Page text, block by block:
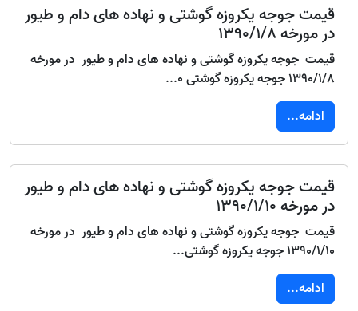
قیمت جوجه یکروزه گوشتی و نهاده های دام و طیور
در مورخه 1390/1/8
قیمت جوجه یکروزه گوشتی و نهاده های دام و طیور در مورخه
1390/1/8 جوجه یکروزه گوشتی 0...
ادامه...
قیمت جوجه یکروزه گوشتی و نهاده های دام و طیور
در مورخه 1390/1/10
قیمت جوجه یکروزه گوشتی و نهاده های دام و طیور در مورخه
1390/1/10 جوجه یکروزه گوشتی...
ادامه...